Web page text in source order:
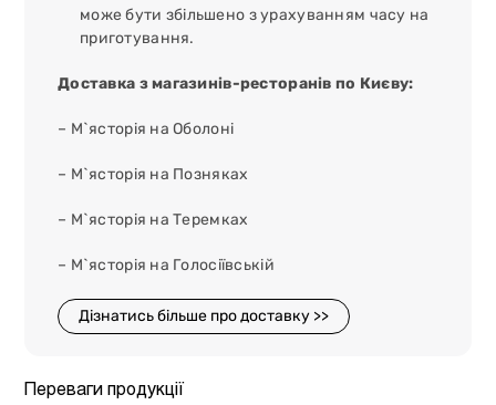
може бути збільшено з урахуванням часу на
приготування.
Доставка з магазинів-ресторанів по Києву:
– М`ясторія на Оболоні
– М`ясторія на Позняках
– М`ясторія на Теремках
– М`ясторія на Голосіївській
Дізнатись більше про доставку >>
Переваги продукції